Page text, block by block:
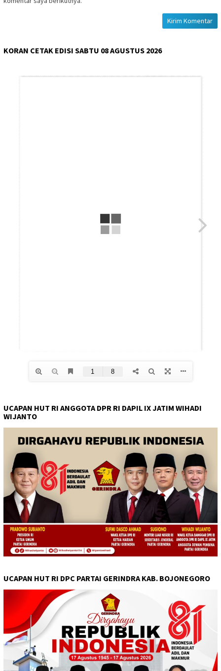
KORAN CETAK EDISI SABTU 08 AGUSTUS 2026
UCAPAN HUT RI ANGGOTA DPR RI DAPIL IX JATIM WIHADI
WIJANTO
UCAPAN HUT RI DPC PARTAI GERINDRA KAB. BOJONEGORO